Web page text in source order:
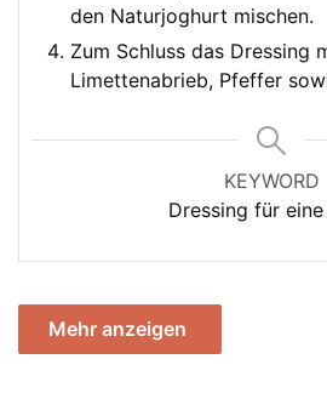
den Naturjoghurt mischen.
Zum Schluss das Dressing
Limettenabrieb, Pfeffer
KEYWORD
Dressing für
Mehr anzeigen